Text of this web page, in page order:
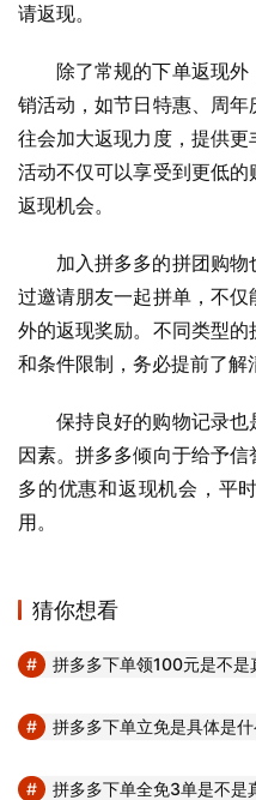
请返现。
除了常规的下单返现
销活动，如节日特惠、周
往会加大返现力度，提供
活动不仅可以享受到更低
返现机会。
加入拼多多的拼团购
过邀请朋友一起拼单，不
外的返现奖励。不同类型
和条件限制，务必提前了解
保持良好的购物记录
因素。拼多多倾向于给予
多的优惠和返现机会，平
用。
猜你想看
拼多多下单领100元是不是
拼多多下单立免是具体是
拼多多下单全免3单是不是